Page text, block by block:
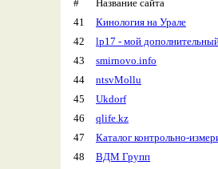
#
Название сайта
41
Кинология на Урале
42
lp17 - мой
43
smirnovo.info
44
ntsvMollu
45
Ukdorf
46
qlife.kz
47
Каталог контрольно-
48
ВДМ Групп